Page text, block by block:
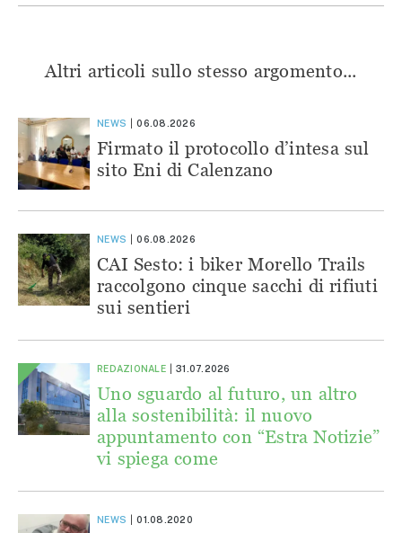
Altri articoli sullo stesso argomento...
NEWS 06.08.2026
Firmato il protocollo d’intesa sul
sito Eni di Calenzano
NEWS 06.08.2026
CAI Sesto: i biker Morello Trails
raccolgono cinque sacchi di rifiuti
sui sentieri
REDAZIONALE 31.07.2026
Uno sguardo al futuro, un altro
alla sostenibilità: il nuovo
appuntamento con “Estra Notizie”
vi spiega come
NEWS 01.08.2020